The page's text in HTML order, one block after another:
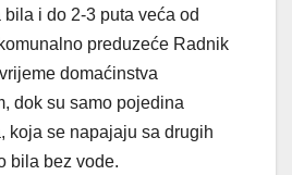
i do 2-3 puta veća od
preduzeće Radnik
domaćinstva
dok su samo pojedina
koja se napajaju sa drugih
bila bez vode.